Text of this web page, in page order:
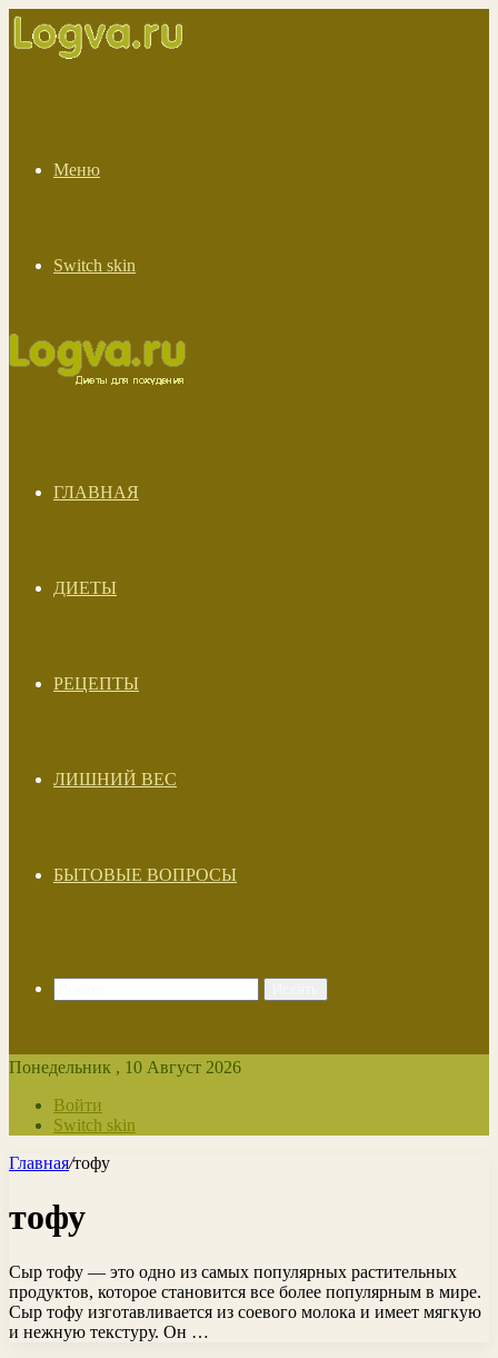
Меню
Switch skin
ГЛАВНАЯ
ДИЕТЫ
РЕЦЕПТЫ
ЛИШНИЙ ВЕС
БЫТОВЫЕ ВОПРОСЫ
Понедельник , 10 Август 2026
Войти
Switch skin
Главная/тофу
тофу
Сыр тофу — это одно из самых популярных растительных
продуктов, которое становится все более популярным в мире.
Сыр тофу изготавливается из соевого молока и имеет мягкую
и нежную текстуру. Он …